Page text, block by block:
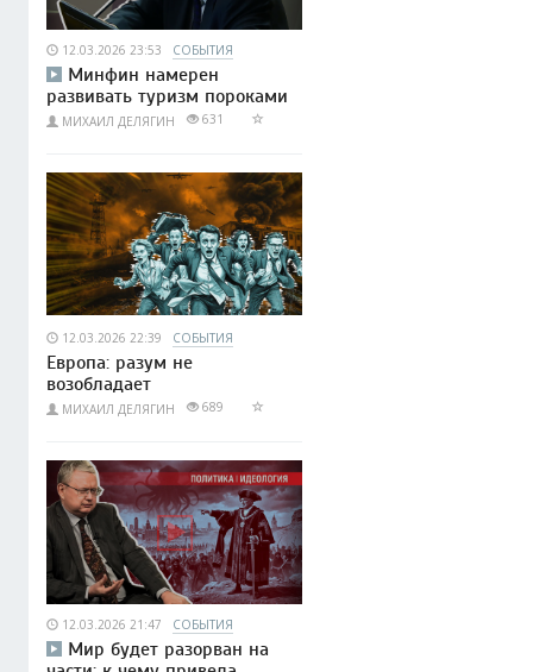
12.03.2026 23:53 СОБЫТИЯ
Минфин намерен
развивать туризм пороками
МИХАИЛ ДЕЛЯГИН 631
12.03.2026 22:39 СОБЫТИЯ
Европа: разум не
возобладает
МИХАИЛ ДЕЛЯГИН 689
12.03.2026 21:47 СОБЫТИЯ
Мир будет разорван на